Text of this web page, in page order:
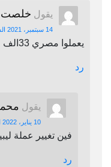
يقول خلصت
14 سبتمبر، 2021 الساعة 1:42 ص
يعملوا مصري 33الف
رد
يقول
10 يناير، 2022 الساعة 2:12 ص
فين تغيير عملة
رد